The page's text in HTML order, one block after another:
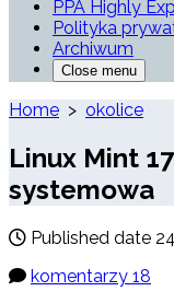
PPA Highly
Polityka
Archiwum
Close menu
Home > okolice
Linux Mint
systemowa
Published date
komentarzy 18